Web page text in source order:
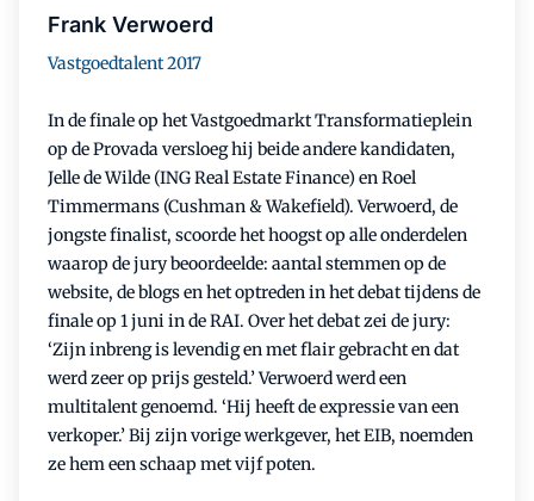
Frank Verwoerd
Vastgoedtalent 2017
In de finale op het Vastgoedmarkt Transformatieplein
op de Provada versloeg hij beide andere kandidaten,
Jelle de Wilde (ING Real Estate Finance) en Roel
Timmermans ​(Cushman & Wakefield). Verwoerd, de
jongste finalist, scoorde het hoogst op alle onderdelen
waarop de jury beoordeelde: aantal stemmen op de
website, de blogs en het optreden in het debat tijdens de
finale op 1 juni in de RAI. Over het debat zei de jury:
‘Zijn inbreng is levendig en met flair gebracht en dat
werd zeer op prijs gesteld.’ Verwoerd werd een
multitalent genoemd. ‘Hij heeft de expressie van een
verkoper.’ Bij zijn vorige werkgever, het EIB, noemden
ze hem een schaap met vijf poten.